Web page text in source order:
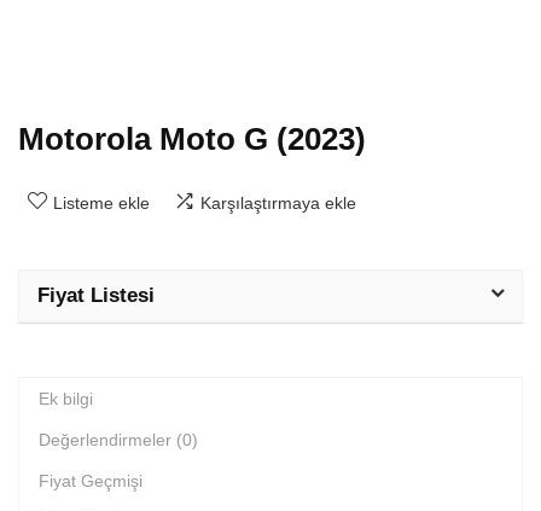
Motorola Moto G (2023)
Listeme ekle Karşılaştırmaya ekle
Fiyat Listesi
Ek bilgi
Değerlendirmeler (0)
Fiyat Geçmişi